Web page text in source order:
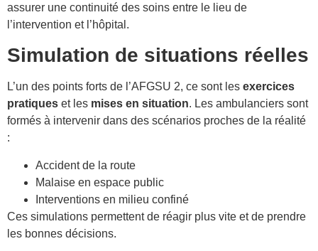
assurer une continuité des soins entre le lieu de
l’intervention et l’hôpital.
Simulation de situations réelles
L’un des points forts de l’AFGSU 2, ce sont les exercices
pratiques et les mises en situation. Les ambulanciers sont
formés à intervenir dans des scénarios proches de la réalité
:
Accident de la route
Malaise en espace public
Interventions en milieu confiné
Ces simulations permettent de réagir plus vite et de prendre
les bonnes décisions.